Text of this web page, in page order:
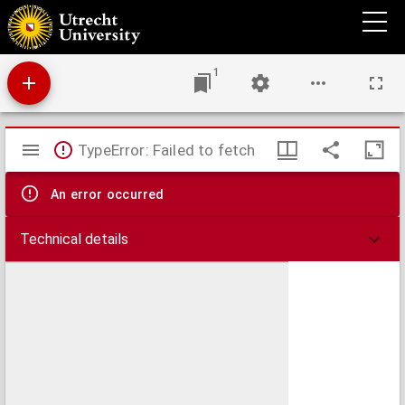
Eerste toestand van den ouden burgt en de stad Utrecht (Trajectum) onder Dagobert I,
Koning der Franken, Clodovicus en Pepyn den Ouden, in het jaar 690
1
Mirador
viewer
TypeError: Failed to fetch
An error occurred
Technical details